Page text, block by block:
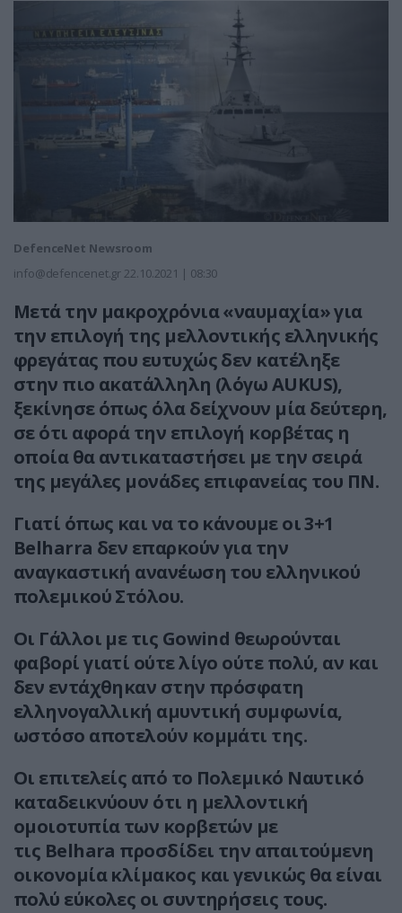
DefenceNet Newsroom
info@defencenet.gr 22.10.2021 | 08:30
Μετά την μακροχρόνια «ναυμαχία» για
την επιλογή της μελλοντικής ελληνικής
φρεγάτας που ευτυχώς δεν κατέληξε
στην πιο ακατάλληλη (λόγω AUKUS),
ξεκίνησε όπως όλα δείχνουν μία δεύτερη,
σε ότι αφορά την επιλογή κορβέτας η
οποία θα αντικαταστήσει με την σειρά
της μεγάλες μονάδες επιφανείας του ΠΝ.
Γιατί όπως και να το κάνουμε οι 3+1
Belharra δεν επαρκούν για την
αναγκαστική ανανέωση του ελληνικού
πολεμικού Στόλου.
Οι Γάλλοι με τις Gowind θεωρούνται
φαβορί γιατί ούτε λίγο ούτε πολύ, αν και
δεν εντάχθηκαν στην πρόσφατη
ελληνογαλλική αμυντική συμφωνία,
ωστόσο αποτελούν κομμάτι της.
Οι επιτελείς από το Πολεμικό Ναυτικό
καταδεικνύουν ότι η μελλοντική
ομοιοτυπία των κορβετών με
τις Belhara προσδίδει την απαιτούμενη
οικονομία κλίμακος και γενικώς θα είναι
πολύ εύκολες οι συντηρήσεις τους.